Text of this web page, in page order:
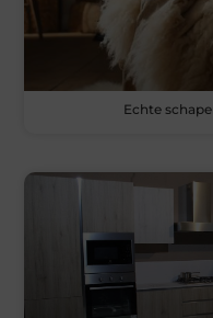
Echte